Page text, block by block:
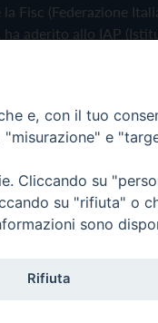
Fisc (Federazione
aderito allo IAP
Policy
e, con il tuo
e
Cliccando su
su "rifiuta" o
sono
Rifiuta